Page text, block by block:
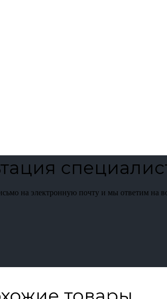
на электронную почту и мы ответим на